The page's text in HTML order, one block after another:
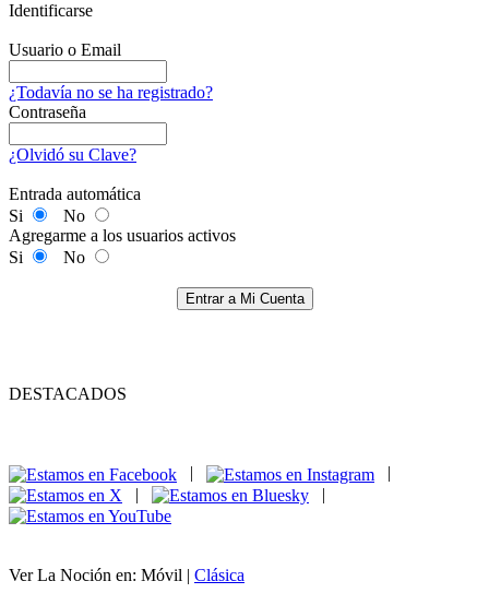
Identificarse
Usuario o Email
¿Todavía no se ha registrado?
Contraseña
¿Olvidó su Clave?
Entrada automática
Si
No
Agregarme a los usuarios activos
Si
No
Entrar a Mi Cuenta
DESTACADOS
|
|
Ver La Noción en: Móvil | Clásica